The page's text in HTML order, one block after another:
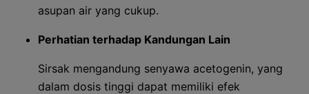
asupan air yang cukup.
Perhatian terhadap Kandungan Lain
Sirsak mengandung senyawa acetogenin, yang
dalam dosis tinggi dapat memiliki efek